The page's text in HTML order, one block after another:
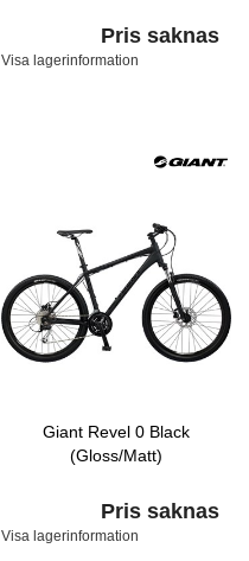
Pris saknas
Visa lagerinformation
Giant Revel 0 Black
(Gloss/Matt)
Pris saknas
Visa lagerinformation